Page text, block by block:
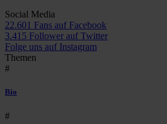
Social Media
22.601 Fans auf Facebook
3.415 Follower auf Twitter
Folge uns auf Instagram
Themen
#
Bio
#